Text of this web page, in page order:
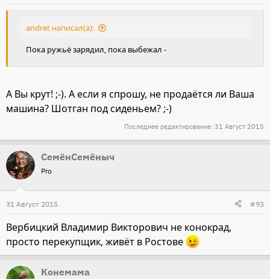
andret написал(а):
Пока ружьё зарядил, пока выбежал -
А Вы крут! ;-). А если я спрошу, не продаётся ли Ваша
машина? Шотган под сиденьем? ;-)
Последнее редактирование: 31 Август 2015
СемёнСемёныч
Pro
31 Август 2015 #93
Вербицкий Владимир Викторович не конокрад,
просто перекупщик, живёт в Ростове
Конемама